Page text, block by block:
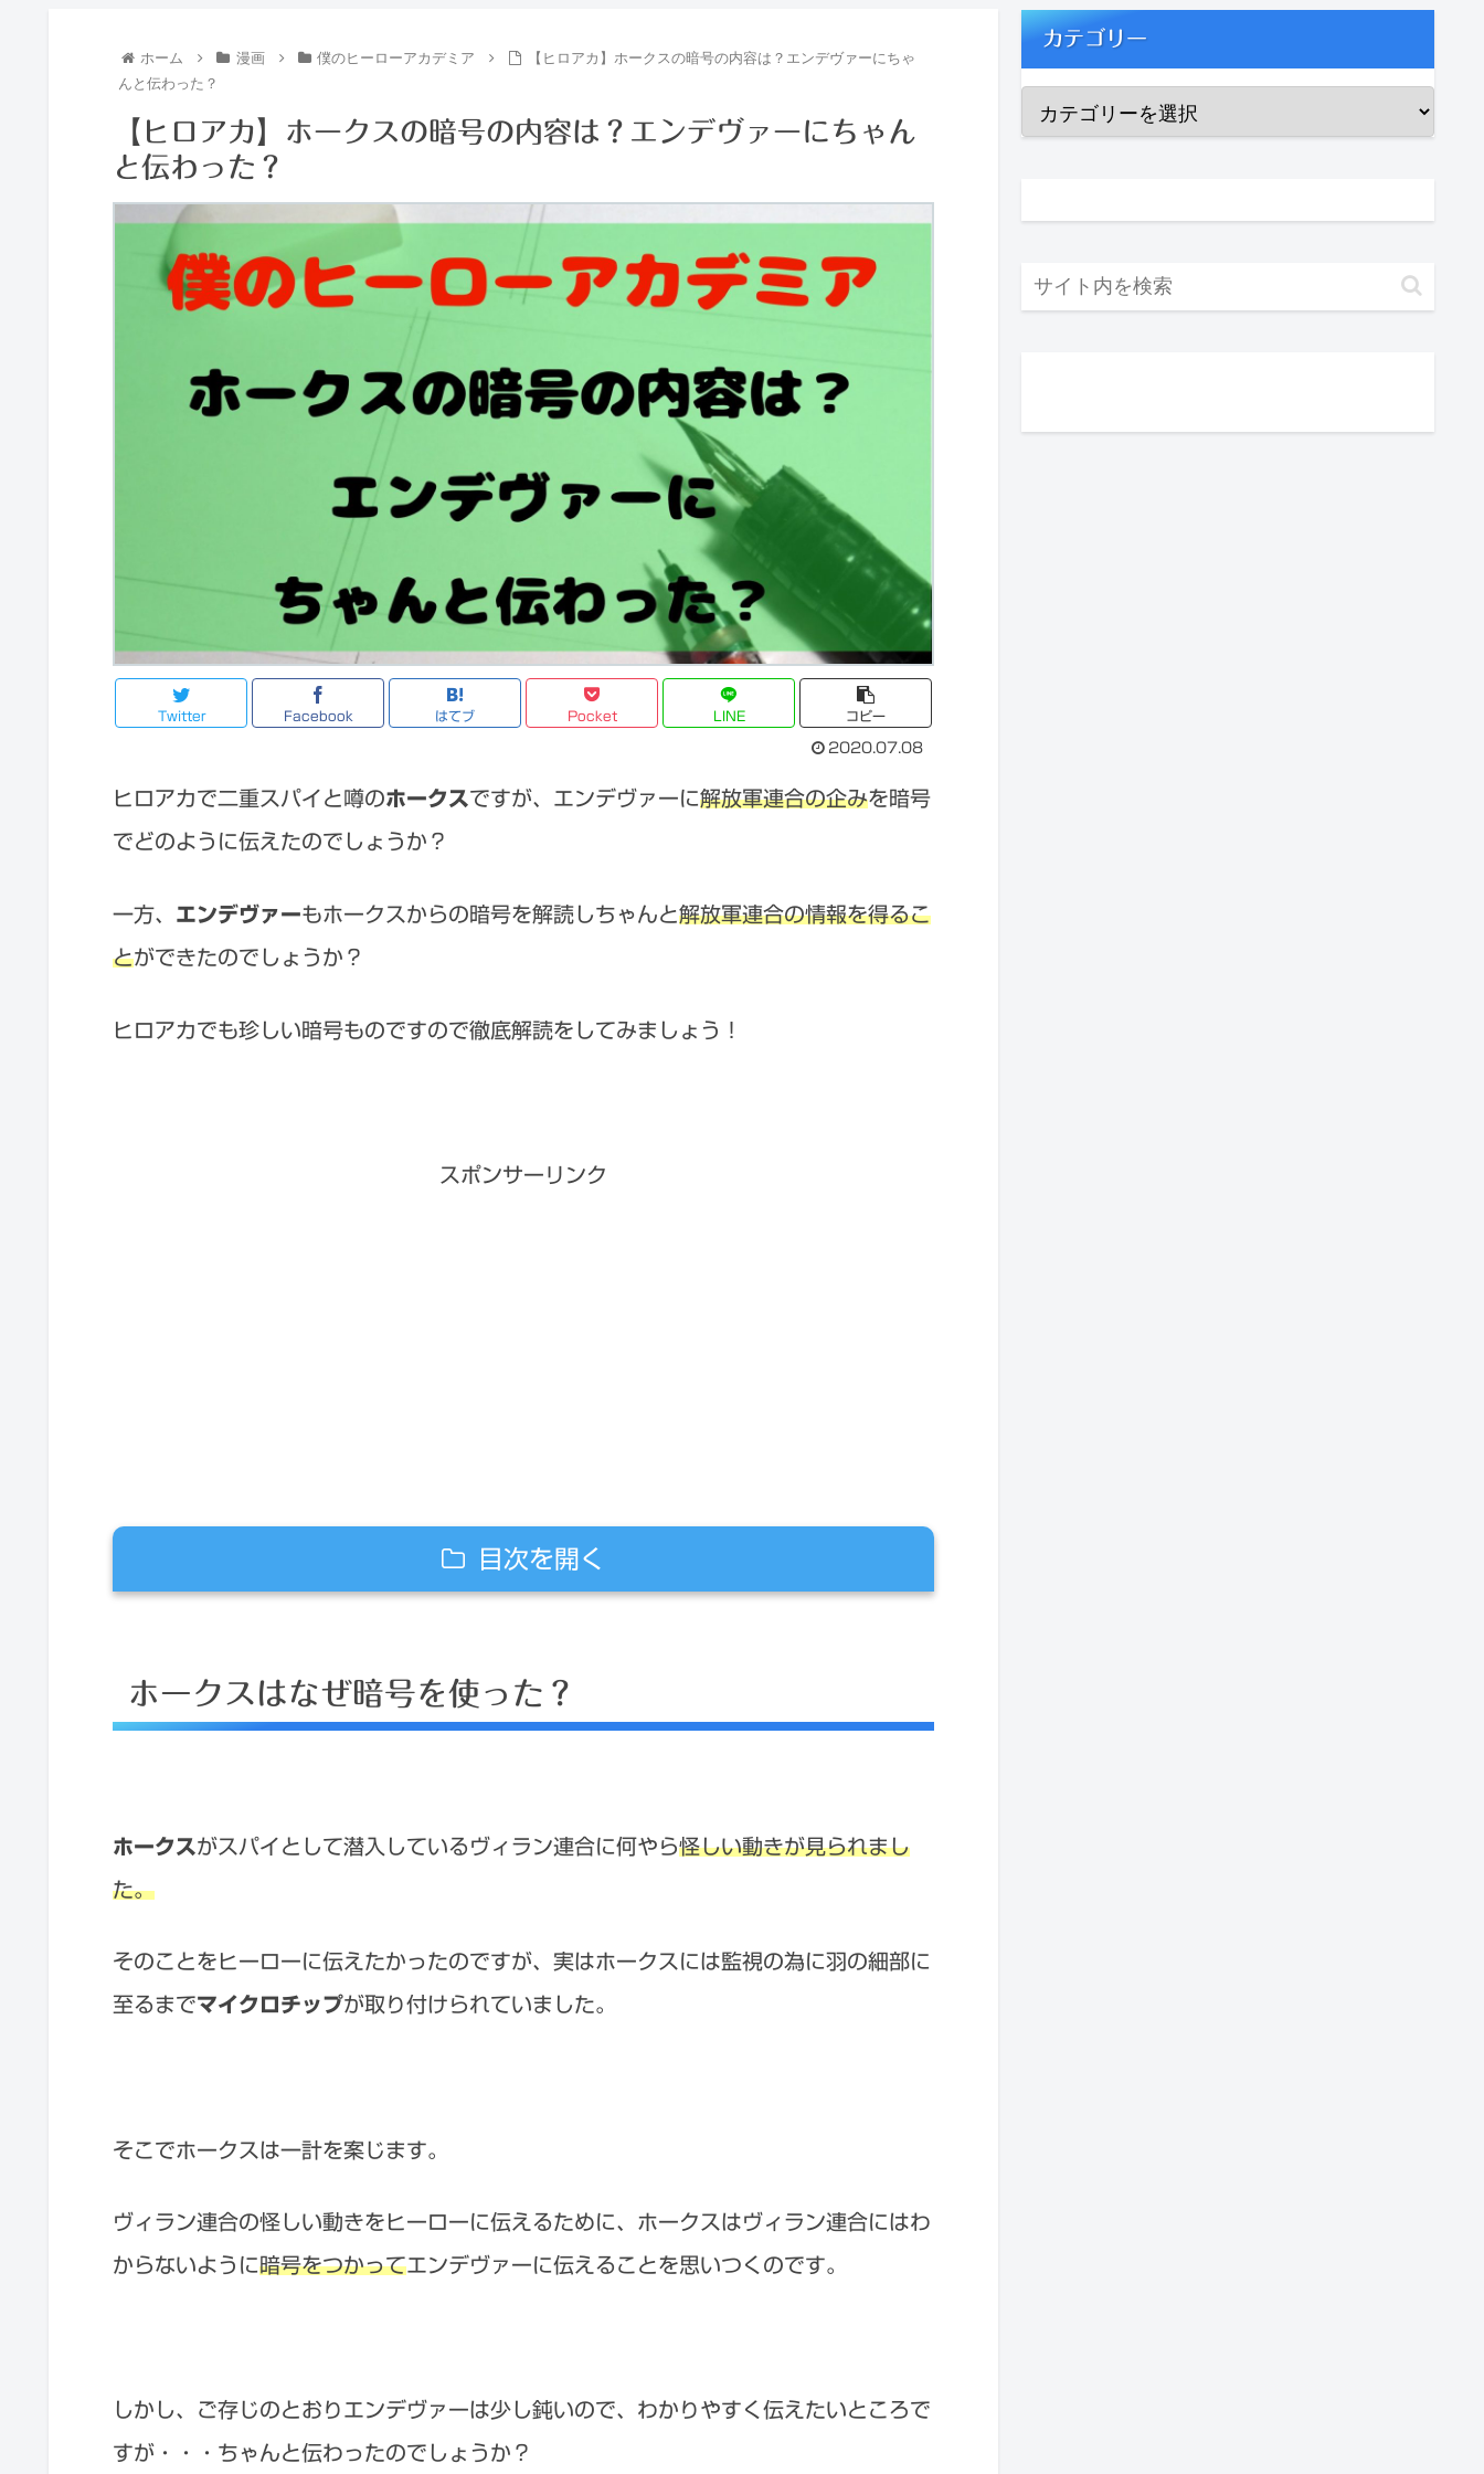
ホーム 漫画 僕のヒーローアカデミア
【ヒロアカ】ホークスの暗号の内容は？エンデヴァーにちゃ
んと伝わった？
【ヒロアカ】ホークスの暗号の内容は？エンデヴァーにちゃん
と伝わった？
Twitter Facebook はてブ Pocket LINE コピー
2020.07.08
ヒロアカで二重スパイと噂のホークスですが、エンデヴァーに解放軍連合の企みを暗号
でどのように伝えたのでしょうか？
一方、 エンデヴァーもホークスからの暗号を解読しちゃんと解放軍連合の情報を得るこ
とができたのでしょうか？
ヒロアカでも珍しい暗号ものですので徹底解読をしてみましょう！
スポンサーリンク
目次を開く
ホークスの暗号の内容は！
ホークスはなぜ暗号を使った？
ホークスがスパイとして潜入しているヴィラン連合に何やら怪しい動きが見られまし
た。
そのことをヒーローに伝えたかったのですが、実はホークスには監視の為に羽の細部に
至るまでマイクロチップが取り付けられていました。
そこでホークスは一計を案じます。
ヴィラン連合の怪しい動きをヒーローに伝えるために、ホークスはヴィラン連合にはわ
からないように暗号をつかってエンデヴァーに伝えることを思いつくのです。
しかし、ご存じのとおりエンデヴァーは少し鈍いので、わかりやすく伝えたいところで
すが・・・ちゃんと伝わったのでしょうか？
カテゴリー